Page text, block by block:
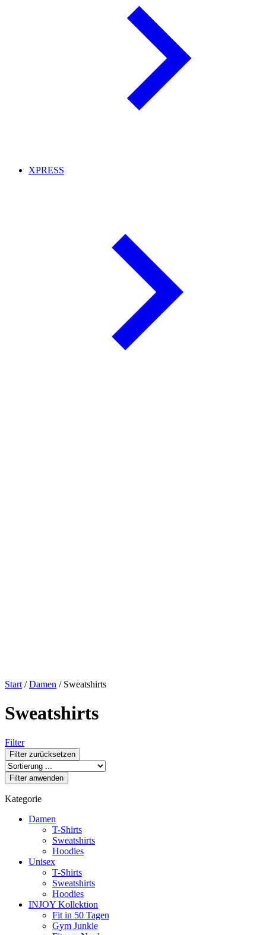
XPRESS
Start /Damen / Sweatshirts
Sweatshirts
Filter
Filter zurücksetzen
Filter anwenden
Kategorie
Damen
T-Shirts
Sweatshirts
Hoodies
Unisex
T-Shirts
Sweatshirts
Hoodies
INJOY Kollektion
Fit in 50 Tagen
Gym Junkie